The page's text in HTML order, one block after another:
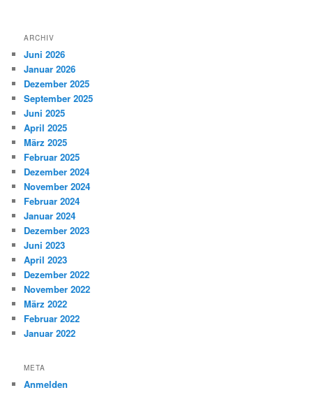
ARCHIV
Juni 2026
Januar 2026
Dezember 2025
September 2025
Juni 2025
April 2025
März 2025
Februar 2025
Dezember 2024
November 2024
Februar 2024
Januar 2024
Dezember 2023
Juni 2023
April 2023
Dezember 2022
November 2022
März 2022
Februar 2022
Januar 2022
META
Anmelden